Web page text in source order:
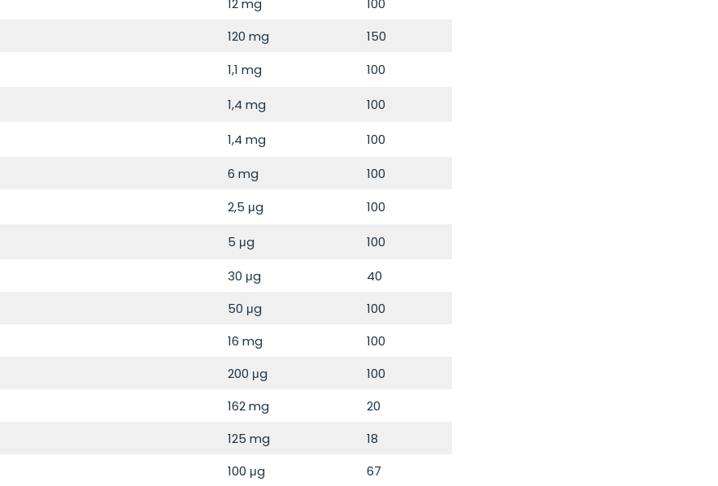
12 mg
100
120 mg
150
1,1 mg
100
1,4 mg
100
1,4 mg
100
6 mg
100
2,5 μg
100
5 μg
100
30 μg
40
50 μg
100
16 mg
100
200 μg
100
162 mg
20
125 mg
18
100 μg 67